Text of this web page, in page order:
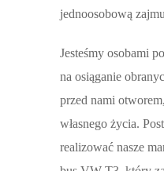
jednoosobową
Jesteśmy osobami
na osiąganie
przed nami
własnego życia.
realizować nasze